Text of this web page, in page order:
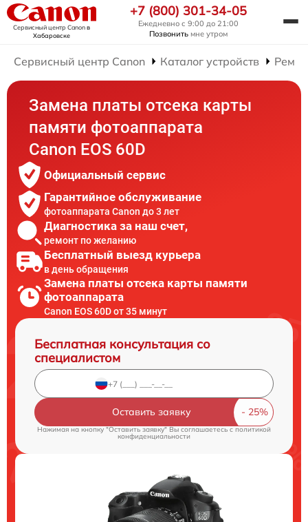
Сервисный центр Canonв
Хабаровске
+7 (800) 301-34-05
Ежедневно с 9:00 до 21:00
Позвонить мне утром
Сервисный центр Canon Каталог устройств
Замена платы отсека карты
памяти фотоаппарата
Canon EOS 60D
Официальный сервис
Гарантийное обслуживание
фотоаппарата Canon до 3 лет
Диагностика за наш счет,
ремонт по желанию
Бесплатный выезд курьера
в день обращения
Замена платы отсека карты памяти
фотоаппарата
Canon EOS 60D от 35 минут
Бесплатная консультация со
специалистом
Оставить заявку
Нажимая на кнопку "Оставить заявку" Вы соглашаетесь cполитикой
конфиденциальности